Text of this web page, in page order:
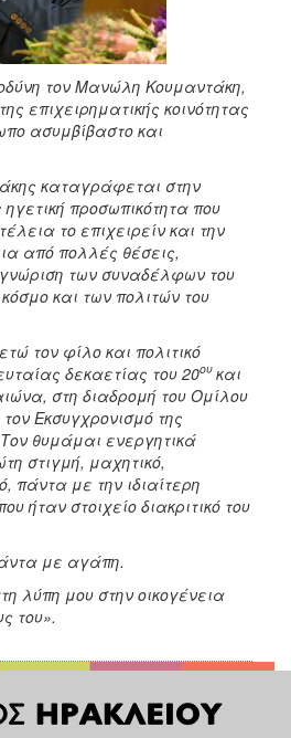
τον Μανώλη Κουμαντάκη,
επιχειρηματικής κοινότητας
ασυμβίβαστο και
καταγράφεται στην
προσωπικότητα που
το επιχειρείν και την
από πολλές θέσεις,
των συναδέλφων του
και των πολιτών του
τον φίλο και πολιτικό
δεκαετίας του 20ου και
στη διαδρομή του Ομίλου
Εκσυγχρονισμό της
θυμάμαι ενεργητικά
στιγμή, μαχητικό,
πάντα με την ιδιαίτερη
ήταν στοιχείο διακριτικό του
με αγάπη.
λύπη μου στην οικογένεια
του».